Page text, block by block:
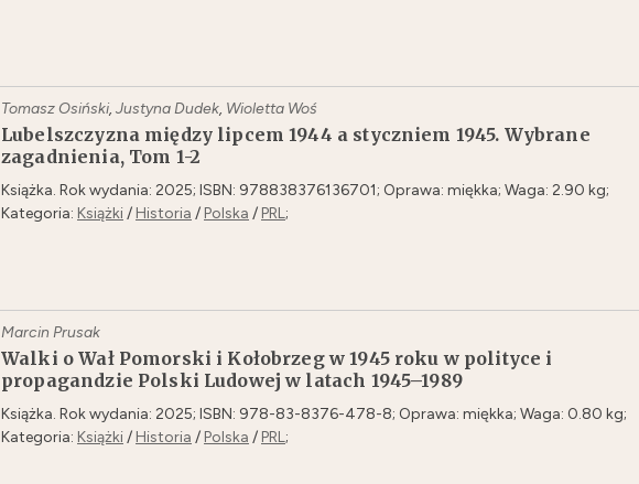
Tomasz Osiński, Justyna Dudek, Wioletta Woś
Lubelszczyzna między lipcem 1944 a styczniem 1945. Wybrane
zagadnienia, Tom 1-2
Książka. Rok wydania: 2025; ISBN: 978838376136701; Oprawa: miękka; Waga: 2.90 kg;
Kategoria: Książki/ Historia / Polska / PRL;
Marcin Prusak
Walki o Wał Pomorski i Kołobrzeg w 1945 roku w polityce i
propagandzie Polski Ludowej w latach 1945–1989
Książka. Rok wydania: 2025; ISBN: 978-83-8376-478-8; Oprawa: miękka; Waga: 0.80 kg;
Kategoria: Książki/ Historia / Polska / PRL;